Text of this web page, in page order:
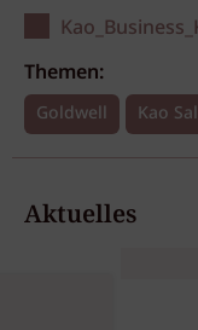
Themen:
Goldwell Kao
Aktuelles